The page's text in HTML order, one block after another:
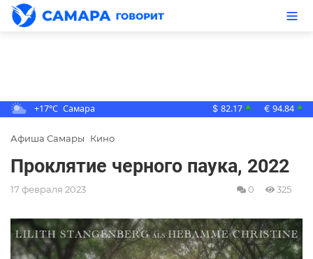
+17°C Самара $ 82.17 ▲ € 94.84 ▲
Афиша Самары Кино
Проклятие черного паука, 2022
17 февраля 2023 0 325